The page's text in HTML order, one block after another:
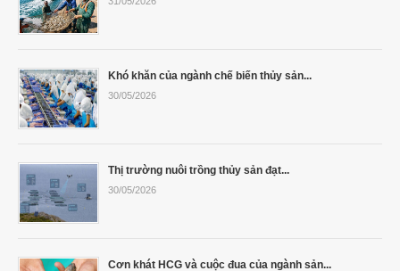
Khó khăn của ngành chế biến thủy sản...
30/05/2026
Thị trường nuôi trồng thủy sản đạt...
30/05/2026
Cơn khát HCG và cuộc đua của ngành sản...